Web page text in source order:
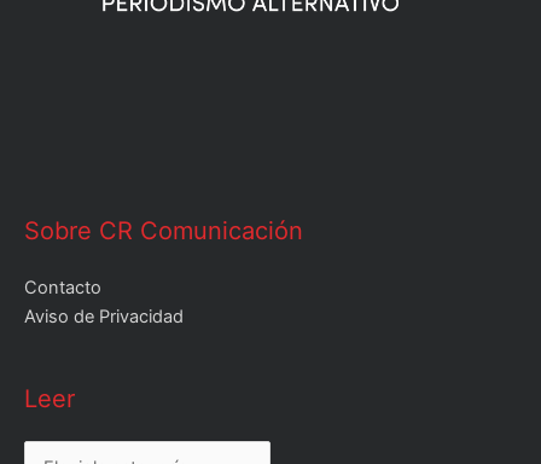
Sobre CR Comunicación
Contacto
Aviso de Privacidad
Leer
Leer